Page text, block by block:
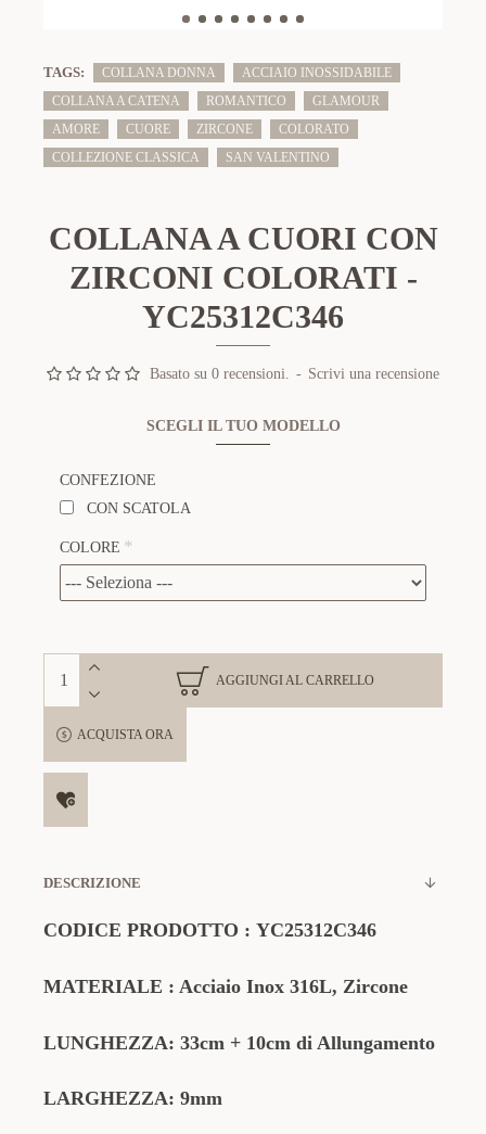
TAGS: COLLANA DONNA
ACCIAIO INOSSIDABILE
COLLANA A CATENA
ROMANTICO
GLAMOUR
AMORE
CUORE ZIRCONE
COLORATO
COLLEZIONE CLASSICA
SAN VALENTINO
COLLANA A CUORI CON
ZIRCONI COLORATI -
YC25312C346
Basato su 0 recensioni. - Scrivi una recensione
SCEGLI IL TUO MODELLO
CONFEZIONE
CON SCATOLA
COLORE
AGGIUNGI AL CARRELLO
ACQUISTA ORA
DESCRIZIONE
CODICE PRODOTTO : YC25312C346
MATERIALE : Acciaio Inox 316L, Zircone
LUNGHEZZA: 33cm + 10cm di Allungamento
LARGHEZZA: 9mm